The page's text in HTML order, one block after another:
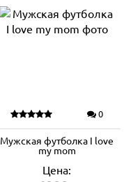
0
Мужская футболка I love
my mom
Цена: